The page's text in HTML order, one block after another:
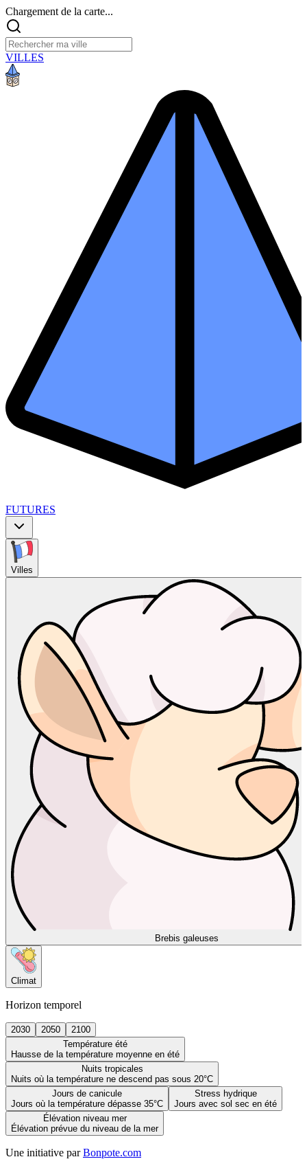
Chargement de la carte...
VILLES
FUTURES
Villes
Brebis galeuses
Climat
Horizon temporel
2030 2050
2100
Température été
Hausse de la température moyenne en été
Nuits tropicales
Nuits où la température ne descend pas sous 20°C
Jours de canicule
Jours où la température dépasse 35°C
Stress hydrique
Jours avec sol sec en été
Élévation niveau mer
Élévation prévue du niveau de la mer
Une initiative par Bonpote.com